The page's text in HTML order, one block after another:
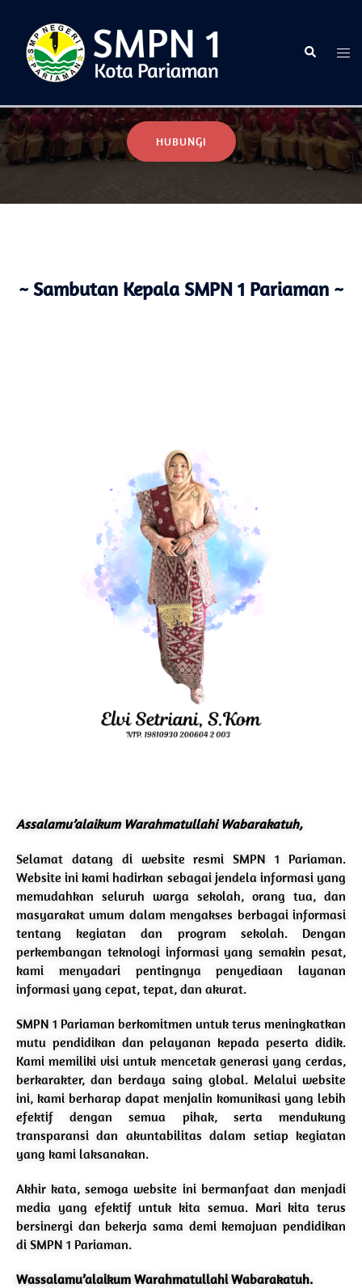
HUBUNGI
~ Sambutan Kepala SMPN 1 Pariaman ~
Assalamu’alaikum Warahmatullahi Wabarakatuh,
Selamat datang di website resmi SMPN 1 Pariaman.
Website ini kami hadirkan sebagai jendela informasi yang
memudahkan seluruh warga sekolah, orang tua, dan
masyarakat umum dalam mengakses berbagai informasi
tentang kegiatan dan program sekolah. Dengan
perkembangan teknologi informasi yang semakin pesat,
kami menyadari pentingnya penyediaan layanan
informasi yang cepat, tepat, dan akurat.
SMPN 1 Pariaman berkomitmen untuk terus meningkatkan
mutu pendidikan dan pelayanan kepada peserta didik.
Kami memiliki visi untuk mencetak generasi yang cerdas,
berkarakter, dan berdaya saing global. Melalui website
ini, kami berharap dapat menjalin komunikasi yang lebih
efektif dengan semua pihak, serta mendukung
transparansi dan akuntabilitas dalam setiap kegiatan
yang kami laksanakan.
Akhir kata, semoga website ini bermanfaat dan menjadi
media yang efektif untuk kita semua. Mari kita terus
bersinergi dan bekerja sama demi kemajuan pendidikan
di SMPN 1 Pariaman.
Wassalamu’alaikum Warahmatullahi Wabarakatuh.